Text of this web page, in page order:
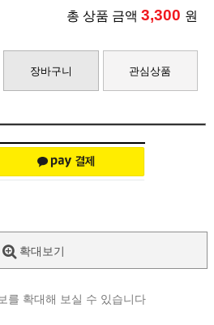
총 상품 금액 3,300 원
장바구니 관심상품
확대보기
를 확대해 보실 수 있습니다